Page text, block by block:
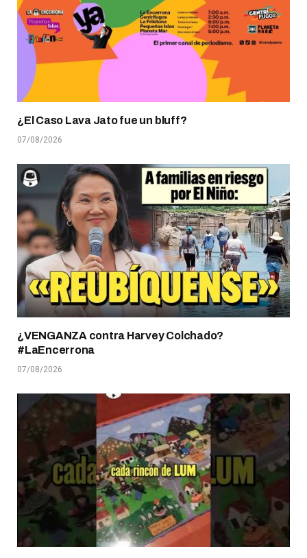
¿El Caso Lava Jato fue un bluff?
07/08/2026
¿VENGANZA contra Harvey Colchado?
#LaEncerrona
07/08/2026